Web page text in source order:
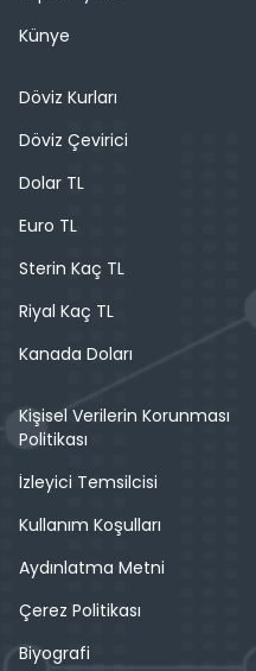
Künye
Döviz Kurları
Döviz Çevirici
Dolar TL
Euro TL
Sterin Kaç TL
Riyal Kaç TL
Kanada Doları
Kişisel Verilerin Korunması
Politikası
İzleyici Temsilcisi
Kullanım Koşulları
Aydınlatma Metni
Çerez Politikası
Biyografi